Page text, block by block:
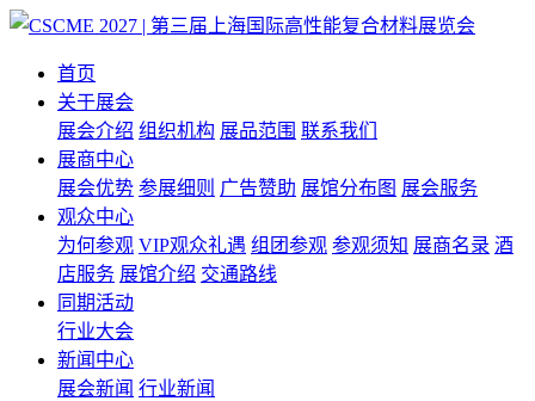
首页
关于展会
展会介绍 组织机构 展品范围 联系我们
展商中心
展会优势 参展细则 广告赞助 展馆分布图 展会服务
观众中心
为何参观 VIP观众礼遇 组团参观 参观须知 展商名录 酒
店服务 展馆介绍 交通路线
同期活动
行业大会
新闻中心
展会新闻 行业新闻